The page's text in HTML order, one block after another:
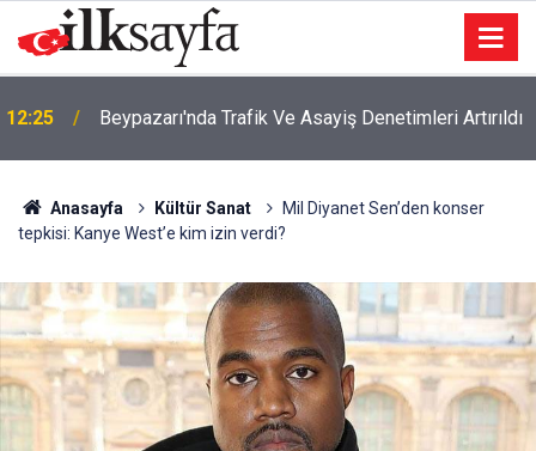
12:25 Beypazarı'nda Trafik Ve Asayiş Denetimleri Artırıldı
Anasayfa Kültür Sanat
Mil Diyanet Sen’den konser
tepkisi: Kanye West’e kim izin verdi?